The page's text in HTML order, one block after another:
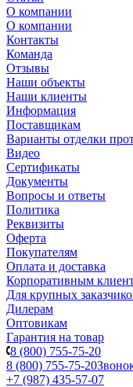
О компании
О компании
Контакты
Команда
Отзывы
Наши объекты
Наши клиенты
Информация
Поставщикам
Варианты отделки
Видео
Сертификаты
Документы
Вопросы и ответы
Политика
Реквизиты
Оферта
Покупателям
Оплата и доставка
Корпоративным
Для крупных
Дилерам
Оптовикам
Гарантия на товар
8 (800) 755-75-20
8 (800) 755-75-20
+7 (987) 435-57-07